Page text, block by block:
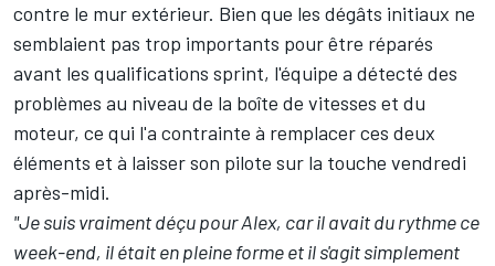
contre le mur extérieur. Bien que les dégâts initiaux ne
semblaient pas trop importants pour être réparés
avant les qualifications sprint, l'équipe a détecté des
problèmes au niveau de la boîte de vitesses et du
moteur, ce qui l'a contrainte à remplacer ces deux
éléments et à laisser son pilote sur la touche vendredi
après-midi.
"Je suis vraiment déçu pour Alex, car il avait du rythme ce
week-end, il était en pleine forme et il s'agit simplement